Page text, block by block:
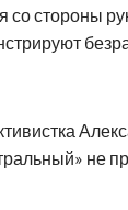
со стороны
не